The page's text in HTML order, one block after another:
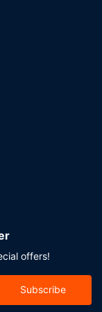
offers!
Subscribe